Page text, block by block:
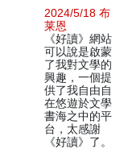
2024/5/18 布
莱恩
《好讀》網站
可以說是啟蒙
了我對文學的
興趣，一個提
供了我自由自
在悠遊於文學
書海之中的平
台，太感謝
《好讀》了。